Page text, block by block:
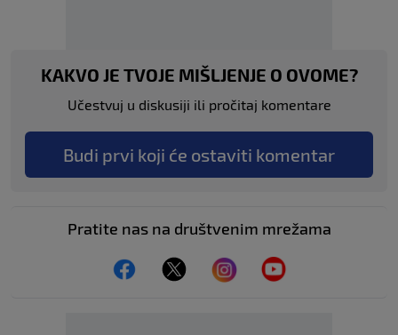
KAKVO JE TVOJE MIŠLJENJE O OVOME?
Učestvuj u diskusiji ili pročitaj komentare
Budi prvi koji će ostaviti komentar
Pratite nas na društvenim mrežama